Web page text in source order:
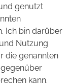
genutzt
Ich bin darüber
Nutzung
die genannten
kann.